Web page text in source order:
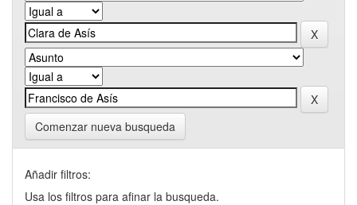
Comenzar nueva busqueda
Añadir filtros:
Usa los filtros para afinar la busqueda.